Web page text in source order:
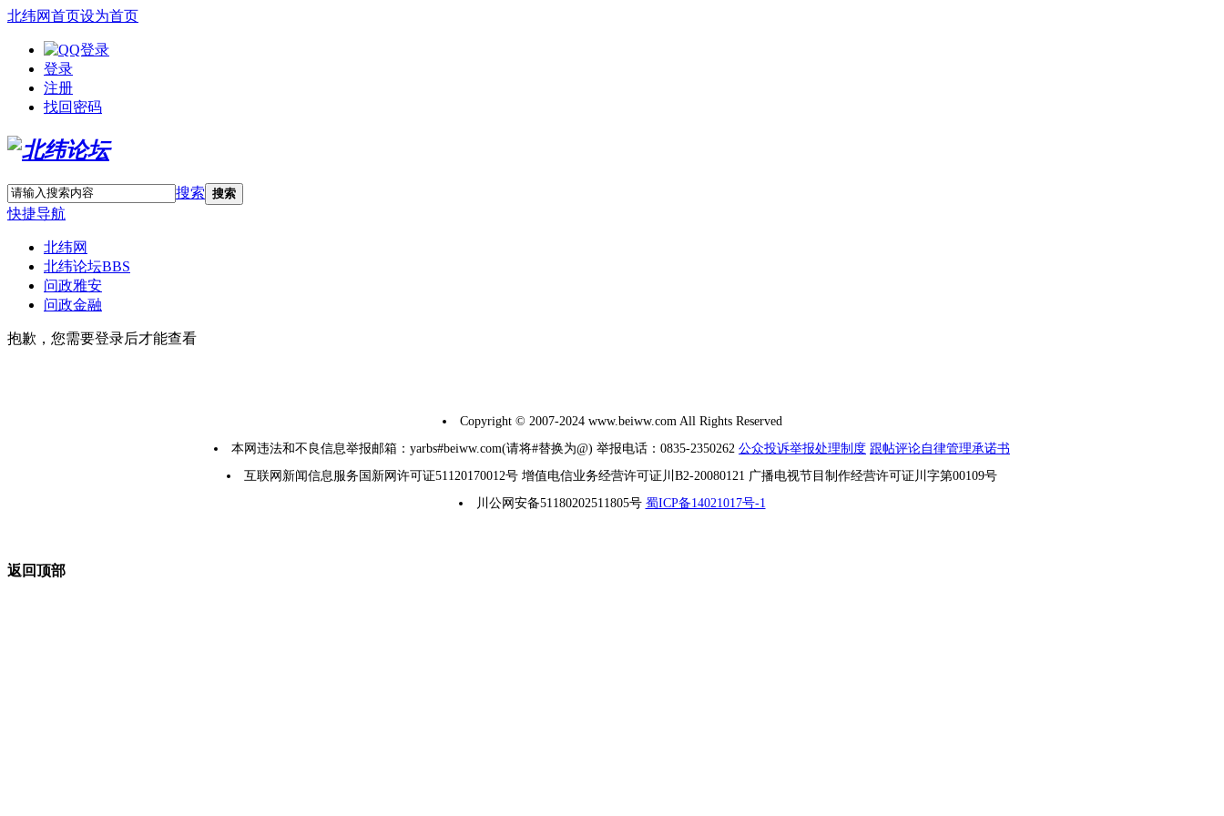
北纬网首页设为首页
登录
注册
找回密码
搜索 搜索
快捷导航
北纬网
北纬论坛BBS
问政雅安
问政金融
抱歉，您需要登录后才能查看
Copyright © 2007-2024 www.beiww.com All Rights Reserved
本网违法和不良信息举报邮箱：yarbs#beiww.com(请将#替换为@) 举报电话：0835-2350262 公众投诉举报处理制度 跟帖评论自律管理承诺书
互联网新闻信息服务国新网许可证51120170012号 增值电信业务经营许可证川B2-20080121 广播电视节目制作经营许可证川字第00109号
川公网安备51180202511805号 蜀ICP备14021017号-1
返回顶部